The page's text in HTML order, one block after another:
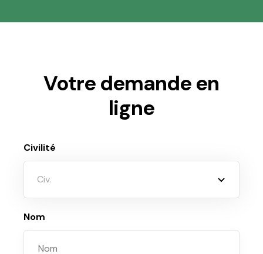
Votre demande en
ligne
Civilité
Civ.
Nom